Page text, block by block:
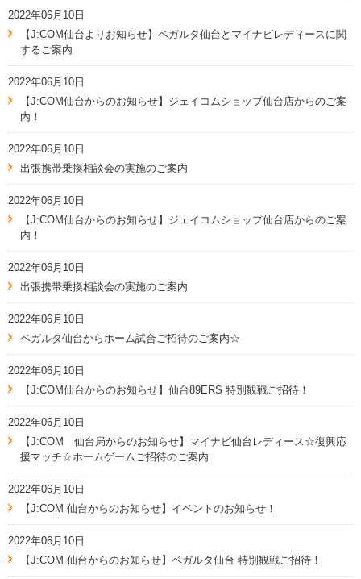
2022年06月10日
【J:COM仙台よりお知らせ】ベガルタ仙台とマイナビレディースに関
するご案内
2022年06月10日
【J:COM仙台からのお知らせ】ジェイコムショップ仙台店からのご案
内！
2022年06月10日
出張携帯乗換相談会の実施のご案内
2022年06月10日
【J:COM仙台からのお知らせ】ジェイコムショップ仙台店からのご案
内！
2022年06月10日
出張携帯乗換相談会の実施のご案内
2022年06月10日
ベガルタ仙台からホーム試合ご招待のご案内☆
2022年06月10日
【J:COM仙台からのお知らせ】仙台89ERS 特別観戦ご招待！
2022年06月10日
【J:COM 仙台局からのお知らせ】マイナビ仙台レディース☆復興応
援マッチ☆ホームゲームご招待のご案内
2022年06月10日
【J:COM 仙台からのお知らせ】イベントのお知らせ！
2022年06月10日
【J:COM 仙台からのお知らせ】ベガルタ仙台 特別観戦ご招待！